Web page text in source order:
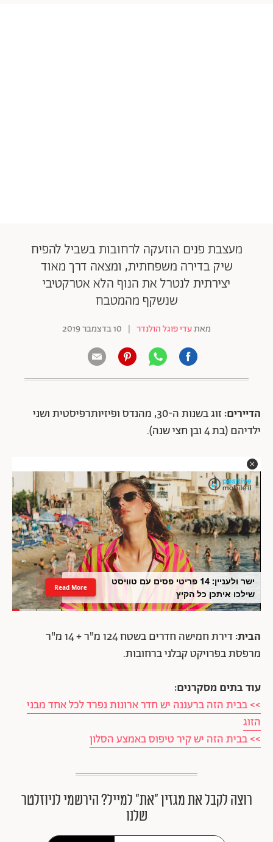
מעצבת פנים הוזעקה לרחובות בשביל להפיח
שיק בדירה משפחתית, ומצאה דרך מאוד
יצירתית לנטרל את הנוף הלא אטרקטיבי
שנשקף מהמטבח
מאתעדי פוגל הולנדר | 10 בדצמבר 2019
הדיירים:
זוג בשנות ה-30, מהנדס ופיזיותרפיסטית ושני
ילדיהם (בת 4 ובן חצי שנה).
ישר ולעניין: 14 פריטי פסים עם טוויסט
שילכו איתכן כל הקיץ
Read More
הבית:
דירת חמישה חדרים בשטח 124 מ"ר + 14 מ"ר
מרפסת בפרויקט קבלני ברחובות.
עוד בתים מסקרנים:
>> בבית הזה ברעננה יש חדר ארונות נפרד לכל אחד מבני
הזוג
>> בבית הזה יש קיר טיפוס באמצע הסלון
רוצה לקבל את מגזין ״את״ למייל? הירשמי לניוזלטר
שלנו